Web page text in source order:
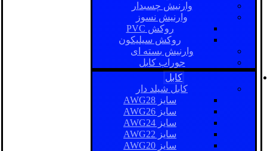
وارنیش چسبدار
وارنیش نسوز
روکش PVC
روکش سیلیکون
وارنیش بسته ای
جوراب کابل
کابل
کابل شیلد دار
سایز AWG28
سایز AWG26
سایز AWG24
سایز AWG22
سایز AWG20